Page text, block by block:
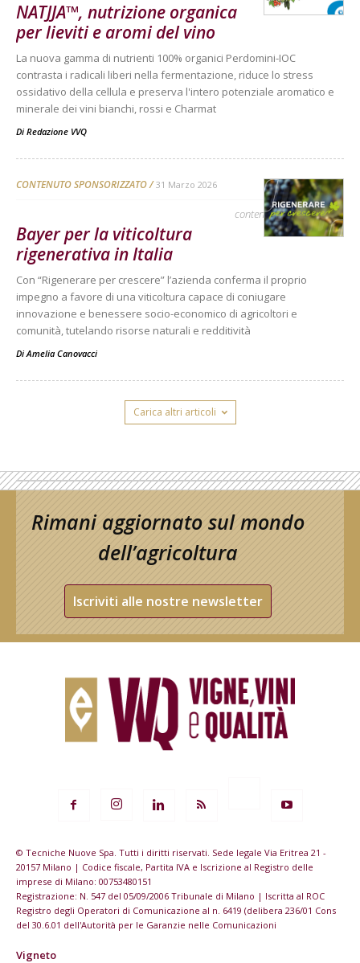
NATJJA™, nutrizione organica
per lieviti e aromi del vino
La nuova gamma di nutrienti 100% organici Perdomini-IOC
contrasta i radicali liberi nella fermentazione, riduce lo stress
ossidativo della cellula e preserva l'intero potenziale aromatico e
minerale dei vini bianchi, rossi e Charmat
Di Redazione VVQ
CONTENUTO SPONSORIZZATO 31 Marzo 2026
contenuto sponsorizzato
Bayer per la viticoltura
rigenerativa in Italia
Con “Rigenerare per crescere” l’azienda conferma il proprio
impegno a favore di una viticoltura capace di coniugare
innovazione e benessere socio-economico di agricoltori e
comunità, tutelando risorse naturali e redditività
Di Amelia Canovacci
Carica altri articoli
Rimani aggiornato sul mondo
dell’agricoltura
Iscriviti alle nostre newsletter
© Tecniche Nuove Spa. Tutti i diritti riservati. Sede legale Via Eritrea 21 -
20157 Milano | Codice fiscale, Partita IVA e Iscrizione al Registro delle
imprese di Milano: 00753480151
Registrazione: N. 547 del 05/09/2006 Tribunale di Milano | Iscritta al ROC
Registro degli Operatori di Comunicazione al n. 6419 (delibera 236/01 Cons
del 30.6.01 dell'Autorità per le Garanzie nelle Comunicazioni
Vigneto